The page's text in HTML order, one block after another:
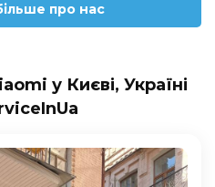
про нас
у Києві, Україні